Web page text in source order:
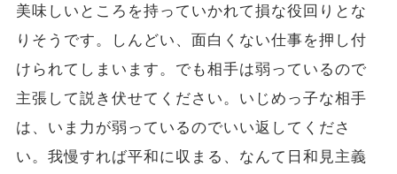
美味しいところを持っていかれて損な役回りとな
りそうです。しんどい、面白くない仕事を押し付
けられてしまいます。でも相手は弱っているので
主張して説き伏せてください。いじめっ子な相手
は、いま力が弱っているのでいい返してくださ
い。我慢すれば平和に収まる、なんて日和見主義